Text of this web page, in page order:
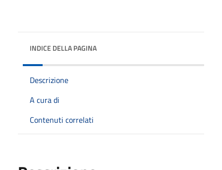
INDICE DELLA PAGINA
Descrizione
A cura di
Contenuti correlati